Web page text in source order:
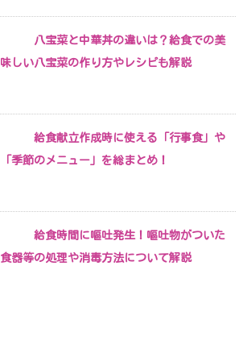
八宝菜と中華丼の違いは？給食での美
味しい八宝菜の作り方やレシピも解説
給食献立作成時に使える「行事食」や
「季節のメニュー」を総まとめ！
給食時間に嘔吐発生！嘔吐物がついた
食器等の処理や消毒方法について解説